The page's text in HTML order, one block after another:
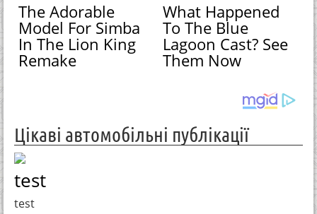
The Adorable
Model For Simba
In The Lion King
Remake
What Happened
To The Blue
Lagoon Cast? See
Them Now
Цікаві автомобільні публікації
test
test